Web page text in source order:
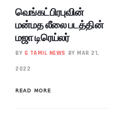
வெங்கட்பிரபுவின்
மன்மத லீலை படத்தின்
மஜா டிரெய்லர்
BY G TAMIL NEWS BY MAR 21,
2022
READ MORE